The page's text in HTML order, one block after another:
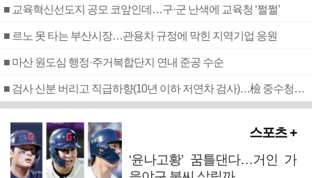
■ 교육혁신선도지 공모 코앞인데…구·군 난색에 교육청 ‘쩔쩔’
■ 르노 못 타는 부산시장…관용차 규정에 막힌 지역기업 응원
■ 마산 원도심 행정·주거복합단지 연내 준공 수순
■ 검사 신분 버리고 직급하향(10년 이하 저연차 검사)…檢 중수청행 기피
스포츠 +
‘윤나고황’ 꿈틀댄다…거인 가